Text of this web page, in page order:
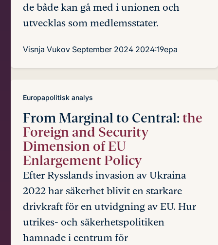
de både kan gå med i unionen och
utvecklas som medlemsstater.
Visnja Vukov September 2024 2024:19epa
Europapolitisk analys
From Marginal to Central: the
Foreign and Security
Dimension of EU
Enlargement Policy
Efter Rysslands invasion av Ukraina
2022 har säkerhet blivit en starkare
drivkraft för en utvidgning av EU. Hur
utrikes- och säkerhetspolitiken
hamnade i centrum för